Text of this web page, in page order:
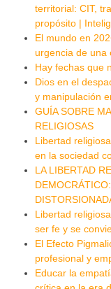
territorial: CIT,
propósito |
El mundo en
urgencia de una
Hay fechas que
Dios en el
y manipulación
GUÍA SOBRE
RELIGIOSAS
Libertad
en la sociedad
LA LIBERTAD
Libertad
ser fe y se
El Efecto
profesional y
Educar la